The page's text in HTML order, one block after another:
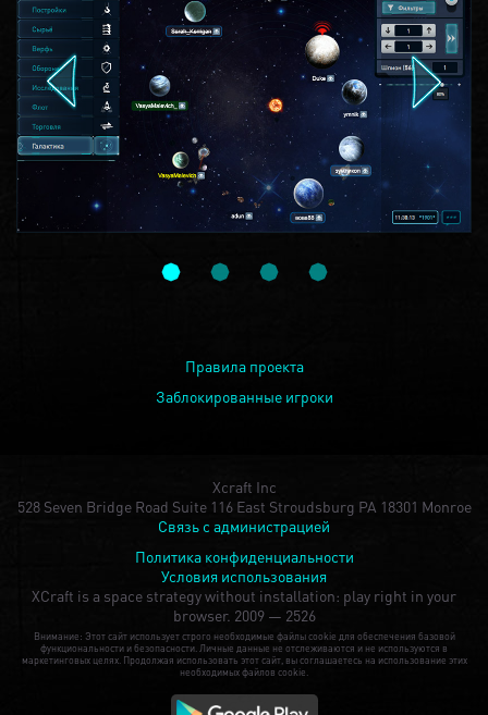
Правила проекта
Заблокированные игроки
Xcraft Inc
528 Seven Bridge Road Suite 116 East Stroudsburg PA 18301 Monroe
Связь с администрацией
Политика конфиденциальности
Условия использования
XCraft is a space strategy without installation: play right in your
browser. 2009 — 2526
Внимание: Этот сайт использует строго необходимые файлы cookie для обеспечения базовой
функциональности и безопасности. Личные данные не отслеживаются и не используются в
маркетинговых целях. Продолжая использовать этот сайт, вы соглашаетесь на использование этих
необходимых файлов cookie.